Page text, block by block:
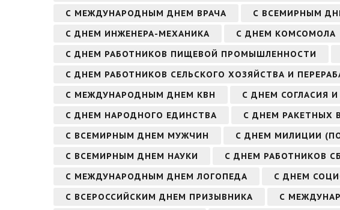
С МЕЖДУНАРОДНЫМ ДНЕМ ВРАЧА
С ВСЕМИРНЫМ
С ДНЕМ ИНЖЕНЕРА-МЕХАНИКА
С ДНЕМ КОМСОМОЛА
С ДНЕМ РАБОТНИКОВ ПИЩЕВОЙ ПРОМЫШЛЕННОСТИ
С ДНЕМ РАБОТНИКОВ СЕЛЬСКОГО ХОЗЯЙСТВА И
С МЕЖДУНАРОДНЫМ ДНЕМ КВН
С ДНЕМ СОГЛАСИЯ
С ДНЕМ НАРОДНОГО ЕДИНСТВА
С ДНЕМ РАКЕТНЫХ
С ВСЕМИРНЫМ ДНЕМ МУЖЧИН
С ДНЕМ МИЛИЦИИ
С ВСЕМИРНЫМ ДНЕМ НАУКИ
С ДНЕМ РАБОТНИКОВ
С МЕЖДУНАРОДНЫМ ДНЕМ ЛОГОПЕДА
С ДНЕМ
С ВСЕРОССИЙСКИМ ДНЕМ ПРИЗЫВНИКА
С